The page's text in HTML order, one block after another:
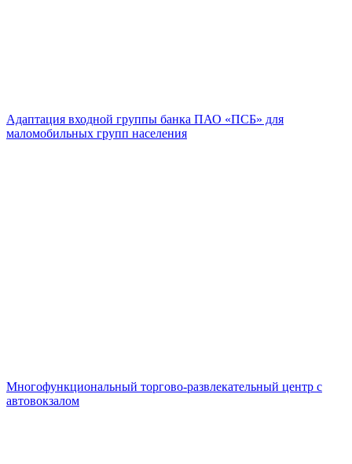
Адаптация входной группы банка ПАО «ПСБ» для
маломобильных групп населения
Многофункциональный торгово-развлекательный центр с
автовокзалом